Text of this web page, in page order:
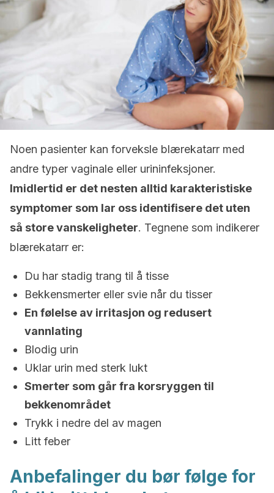
Noen pasienter kan forveksle blærekatarr med
andre typer vaginale eller urininfeksjoner.
Imidlertid er det nesten alltid karakteristiske
symptomer som lar oss identifisere det uten
så store vanskeligheter. Tegnene som indikerer
blærekatarr er:
Du har stadig trang til å tisse
Bekkensmerter eller svie når du tisser
En følelse av irritasjon og redusert
vannlating
Blodig urin
Uklar urin med sterk lukt
Smerter som går fra korsryggen til
bekkenområdet
Trykk i nedre del av magen
Litt feber
Anbefalinger du bør følge for